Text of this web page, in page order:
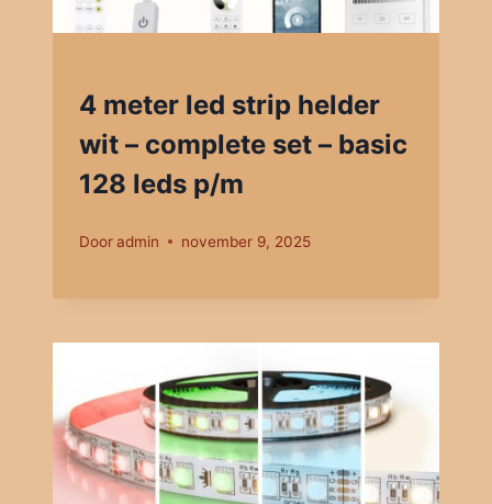
4 meter led strip helder
wit – complete set – basic
128 leds p/m
Dooradmin november 9, 2025